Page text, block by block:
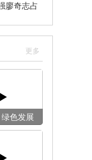
廖奇志占
色发展